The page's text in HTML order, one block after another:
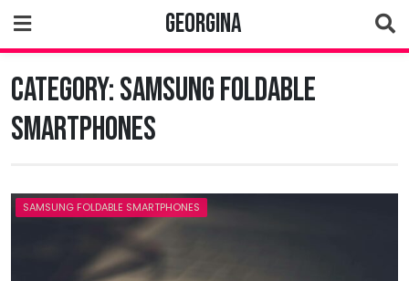
to
content
Georgina
Category:Samsung Foldable
Smartphones
SAMSUNG FOLDABLE SMARTPHONES